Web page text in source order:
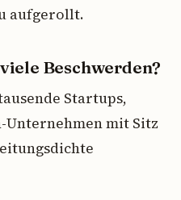
aufgerollt.
Beschwerden?
Startups,
mit Sitz